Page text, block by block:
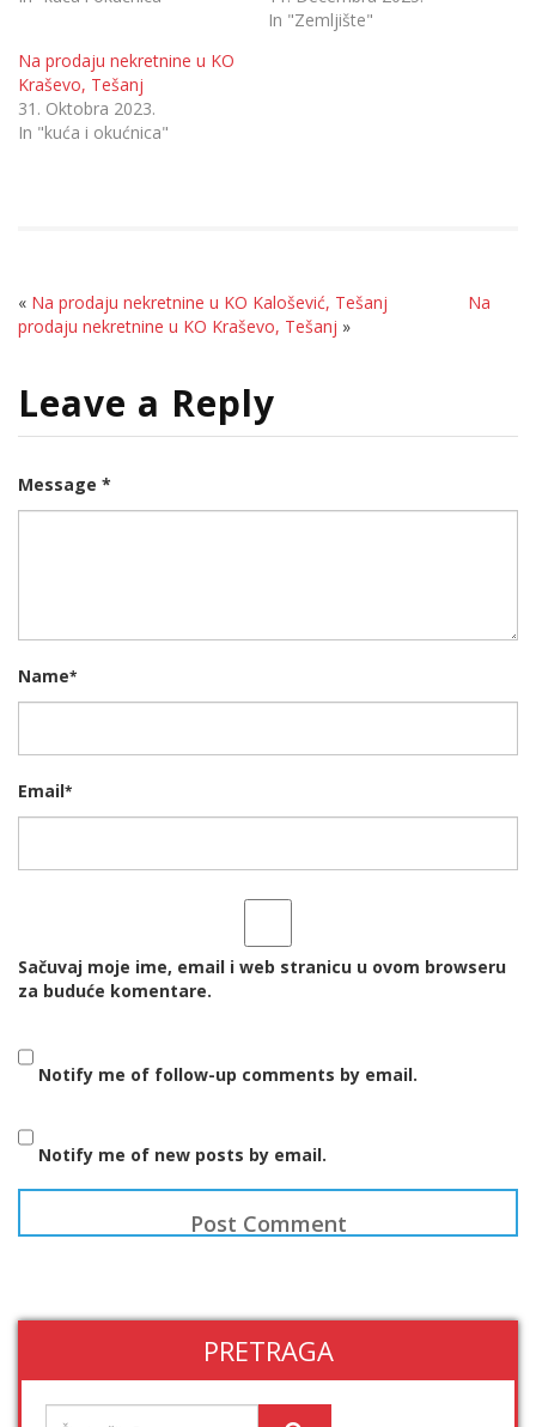
In "Zemljište"
Na prodaju nekretnine u KO
Kraševo, Tešanj
31. Oktobra 2023.
In "kuća i okućnica"
« Na prodaju nekretnine u KO Kalošević, Tešanj
Na
prodaju nekretnine u KO Kraševo, Tešanj »
Leave a Reply
Message *
Name*
Email*
Sačuvaj moje ime, email i web stranicu u ovom browseru
za buduće komentare.
Notify me of follow-up comments by email.
Notify me of new posts by email.
PRETRAGA